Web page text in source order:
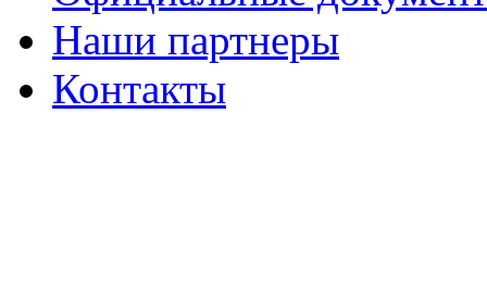
Наши партнеры
Контакты